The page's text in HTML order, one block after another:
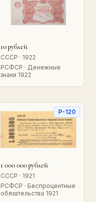
10 рублей
СССР · 1922
РСФСР · Денежные
знаки 1922
P-120
1 000 000 рублей
СССР · 1921
РСФСР · Беспроцентные
обязательства 1921